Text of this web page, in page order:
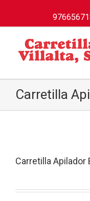
Carretilla
Carretilla Apilador